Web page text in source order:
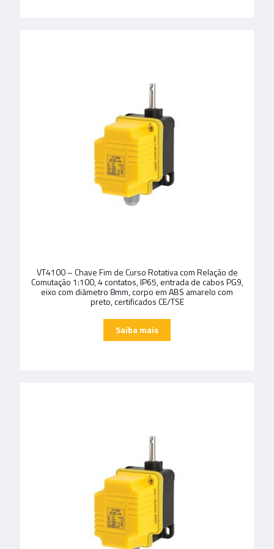
VT4100 – Chave Fim de Curso Rotativa com Relação de
Comutação 1:100, 4 contatos, IP65, entrada de cabos PG9,
eixo com diâmetro 8mm, corpo em ABS amarelo com
preto, certificados CE/TSE